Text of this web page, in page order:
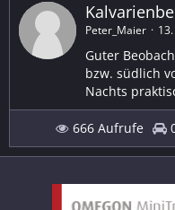
Peter_Maier
Guter
bzw. südlich
Nachts
666 Aufrufe